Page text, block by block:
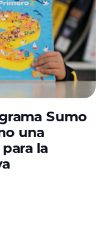
Sumo
una
la